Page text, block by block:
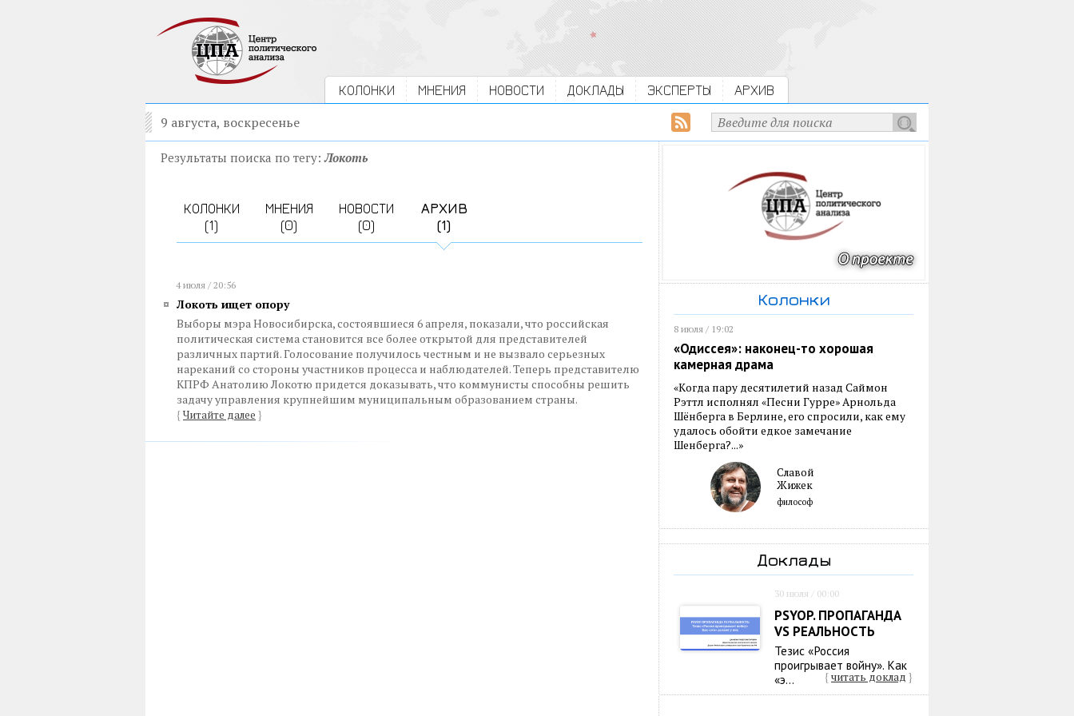
КОЛОНКИ МНЕНИЯ НОВОСТИ ДОКЛАДЫ ЭКСПЕРТЫ АРХИВ
9 августа, воскресенье
Результаты поиска по тегу:Локоть
КОЛОНКИ
(1)
МНЕНИЯ
(0)
НОВОСТИ
(0)
АРХИВ
(1)
4 июля / 20:56
Локоть ищет опору
Выборы мэра Новосибирска, состоявшиеся 6 апреля, показали, что российская
политическая система становится все более открытой для представителей
различных партий. Голосование получилось честным и не вызвало серьезных
нареканий со стороны участников процесса и наблюдателей. Теперь представителю
КПРФ Анатолию Локотю придется доказывать, что коммунисты способны решить
задачу управления крупнейшим муниципальным образованием страны.
{ Читайте далее }
Колонки
8 июля / 19:02
«Одиссея»: наконец-то хорошая
камерная драма
«Когда пару десятилетий назад Саймон
Рэттл исполнял «Песни Гурре» Арнольда
Шёнберга в Берлине, его спросили, как ему
удалось обойти едкое замечание
Шенберга?...»
Славой
Жижек
философ
Доклады
30 июля / 00:00
PSYOP. ПРОПАГАНДА
VS РЕАЛЬНОСТЬ
Тезис «Россия
проигрывает войну». Как
«э...
{ читать доклад }